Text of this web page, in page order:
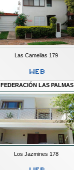
Las Camelias 179
FEDERACIÓN LAS PALMAS
Los Jazmines 178